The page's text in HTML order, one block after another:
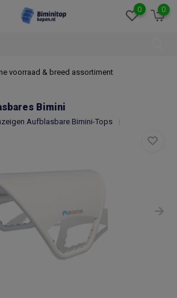
0 0
voorraad & breed assortiment
Bimini
Aufblasbare Bimini-Tops